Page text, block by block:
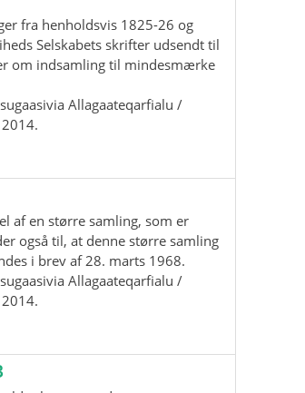
fra henholdsvis 1825-26 og
Selskabets skrifter udsendt til
om indsamling til mindesmærke
Allagaateqarfialu /
af en større samling, som er
også til, at denne større samling
i brev af 28. marts 1968.
Allagaateqarfialu /